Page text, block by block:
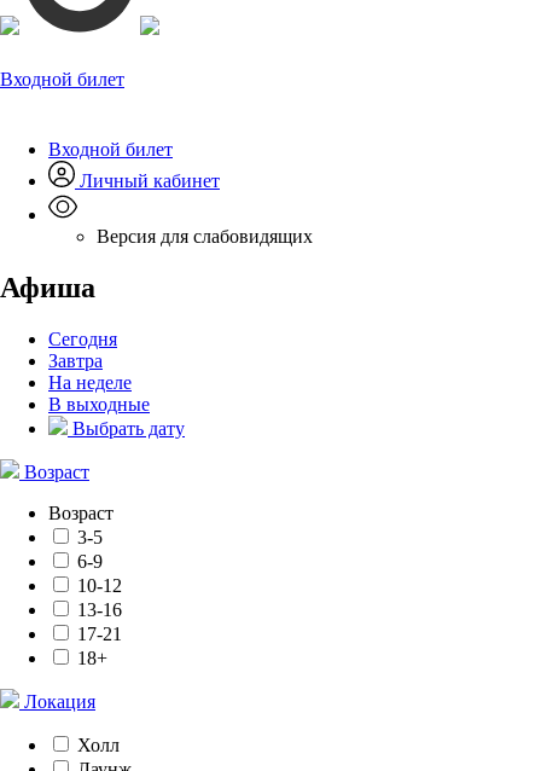
Входной билет
Входной билет
Личный кабинет
Версия для слабовидящих
Афиша
Сегодня
Завтра
На неделе
В выходные
Выбрать дату
Возраст
Возраст
3-5
6-9
10-12
13-16
17-21
18+
Локация
Холл